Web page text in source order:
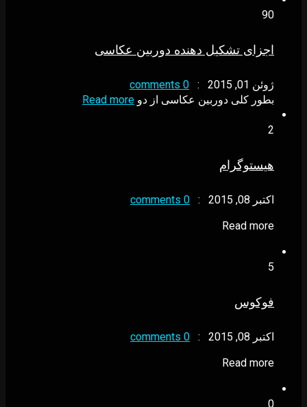
اجزای تشکیل دهنده دوربین عکاسی
:
0 comments
بطور کلی دوربین عکاسی از دو Read more
هیستوگرام
:
0 comments
Read more
فوکوس
:
0 comments
Read more